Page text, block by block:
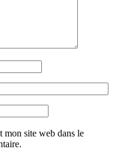
mon site web dans le